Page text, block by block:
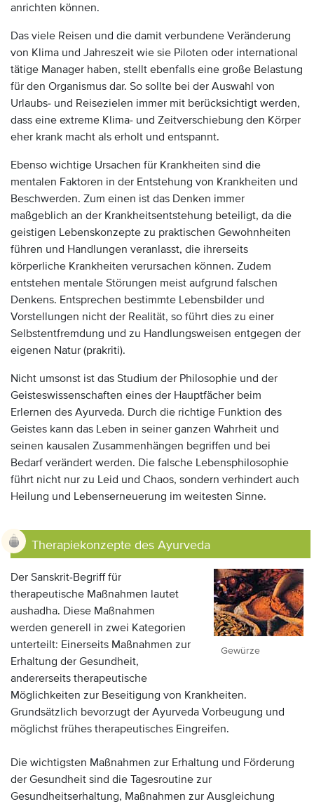
anrichten können.
Das viele Reisen und die damit verbundene Veränderung
von Klima und Jahreszeit wie sie Piloten oder international
tätige Manager haben, stellt ebenfalls eine große Belastung
für den Organismus dar. So sollte bei der Auswahl von
Urlaubs- und Reisezielen immer mit berücksichtigt werden,
dass eine extreme Klima- und Zeitverschiebung den Körper
eher krank macht als erholt und entspannt.
Ebenso wichtige Ursachen für Krankheiten sind die
mentalen Faktoren in der Entstehung von Krankheiten und
Beschwerden. Zum einen ist das Denken immer
maßgeblich an der Krankheitsentstehung beteiligt, da die
geistigen Lebenskonzepte zu praktischen Gewohnheiten
führen und Handlungen veranlasst, die ihrerseits
körperliche Krankheiten verursachen können. Zudem
entstehen mentale Störungen meist aufgrund falschen
Denkens. Entsprechen bestimmte Lebensbilder und
Vorstellungen nicht der Realität, so führt dies zu einer
Selbstentfremdung und zu Handlungsweisen entgegen der
eigenen Natur (prakriti).
Nicht umsonst ist das Studium der Philosophie und der
Geisteswissenschaften eines der Hauptfächer beim
Erlernen des Ayurveda. Durch die richtige Funktion des
Geistes kann das Leben in seiner ganzen Wahrheit und
seinen kausalen Zusammenhängen begriffen und bei
Bedarf verändert werden. Die falsche Lebensphilosophie
führt nicht nur zu Leid und Chaos, sondern verhindert auch
Heilung und Lebenserneuerung im weitesten Sinne.
Therapiekonzepte des Ayurveda
Gewürze
Der Sanskrit-Begriff für
therapeutische Maßnahmen lautet
aushadha. Diese Maßnahmen
werden generell in zwei Kategorien
unterteilt: Einerseits Maßnahmen zur
Erhaltung der Gesundheit,
andererseits therapeutische
Möglichkeiten zur Beseitigung von Krankheiten.
Grundsätzlich bevorzugt der Ayurveda Vorbeugung und
möglichst frühes therapeutisches Eingreifen.
Die wichtigsten Maßnahmen zur Erhaltung und Förderung
der Gesundheit sind die Tagesroutine zur
Gesundheitserhaltung, Maßnahmen zur Ausgleichung